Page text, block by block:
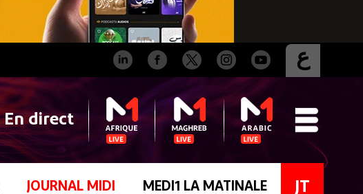
ع
En direct
JOURNAL MIDI MEDI1 LA MATINALE JT